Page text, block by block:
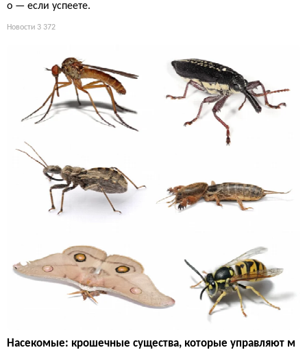
о — если успеете.
Новости 3 372
Насекомые: крошечные существа, которые управляют м